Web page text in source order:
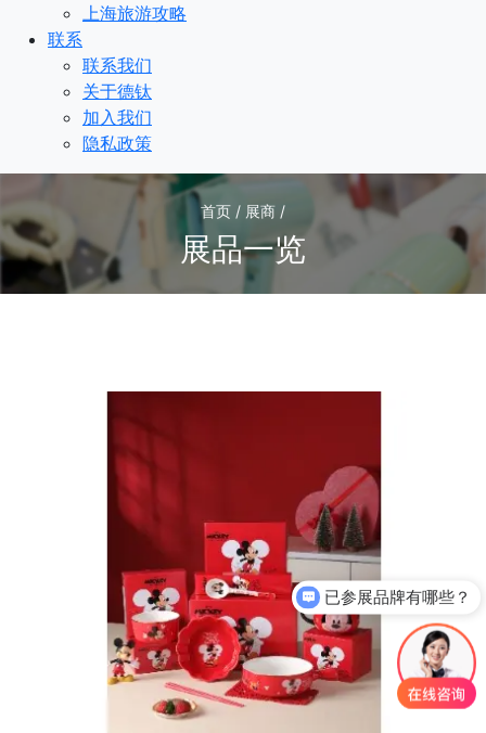
上海旅游攻略
联系
联系我们
关于德钛
加入我们
隐私政策
首页 / 展商 /
展品一览
已参展品牌有哪些？